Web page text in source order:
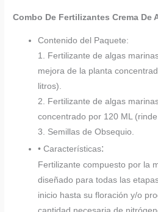
Combo De Fertilizantes Crema De
Contenido del Paquete:
1. Fertilizante de algas
mejora de la planta
litros).
2. Fertilizante de algas
concentrado por 120 ML
3. Semillas de Obsequio.
• Características:
Fertilizante compuesto por la
diseñado para todas las
inicio hasta su floración y/o